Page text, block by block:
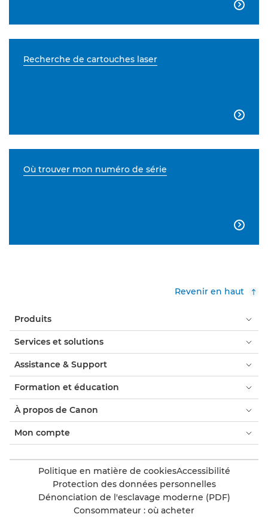

Recherche de cartouches laser

Où trouver mon numéro de série

Revenir en haut
Produits
Services et solutions
Assistance & Support
Formation et éducation
À propos de Canon
Mon compte
Politique en matière de cookiesAccessibilité
Protection des données personnelles
Dénonciation de l'esclavage moderne (PDF)
Consommateur : où acheter